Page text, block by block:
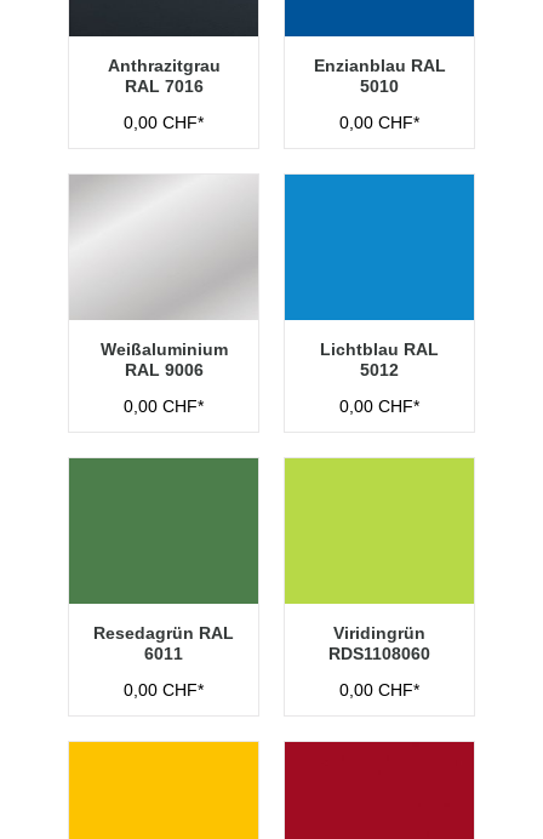
Anthrazitgrau
RAL 7016
0,00 CHF*
Enzianblau RAL
5010
0,00 CHF*
Weißaluminium
RAL 9006
0,00 CHF*
Lichtblau RAL
5012
0,00 CHF*
Resedagrün RAL
6011
0,00 CHF*
Viridingrün
RDS1108060
0,00 CHF*